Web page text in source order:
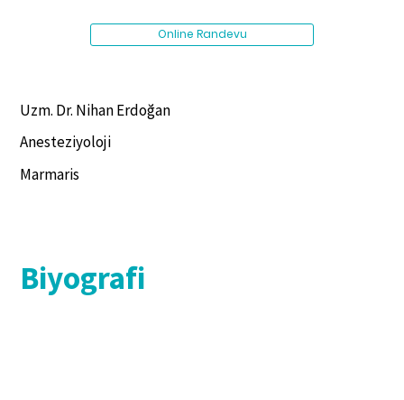
Uzm. Dr. Nihan Erdoğan
Anesteziyoloji
Marmaris
Biyografi
Online Randevu